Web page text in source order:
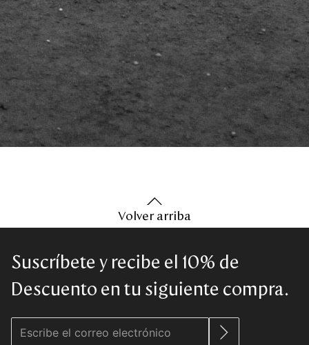
Volver arriba
Suscríbete y recibe el 10% de
Descuento en tu siguiente compra.